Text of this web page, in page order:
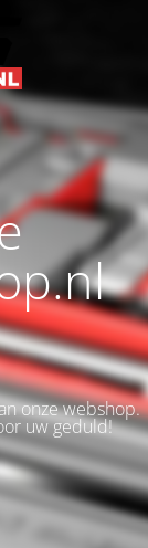
onze webshop.
uw geduld!